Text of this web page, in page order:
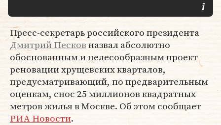
Пресс-секретарь российского президента
Дмитрий Песковназвал абсолютно
обоснованным и целесообразным проект
реновации хрущевских кварталов,
предусматривающий, по предварительным
оценкам, снос 25 миллионов квадратных
метров жилья в Москве. Об этом сообщает
РИА Новости.